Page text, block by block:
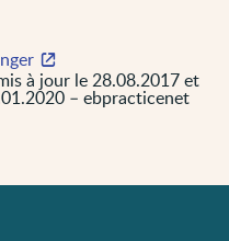
à jour le 28.08.2017 et
– ebpracticenet